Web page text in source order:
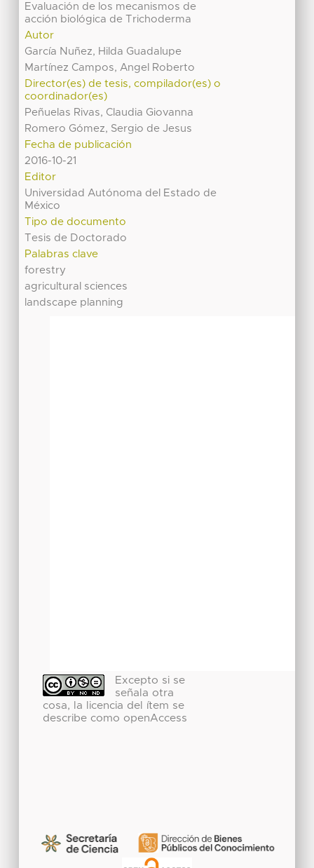
Evaluación de los mecanismos de
acción biológica de Trichoderma
Autor
García Nuñez, Hilda Guadalupe
Martínez Campos, Angel Roberto
Director(es) de tesis, compilador(es) o
coordinador(es)
Peñuelas Rivas, Claudia Giovanna
Romero Gómez, Sergio de Jesus
Fecha de publicación
2016-10-21
Editor
Universidad Autónoma del Estado de
México
Tipo de documento
Tesis de Doctorado
Palabras clave
forestry
agricultural sciences
landscape planning
Excepto si se
señala otra
cosa, la licencia del ítem se
describe como openAccess